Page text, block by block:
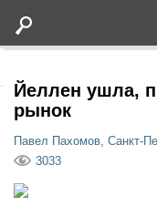
Статьи
Йеллен ушла,
рынок
Павел Пахомов, Санкт-
3033